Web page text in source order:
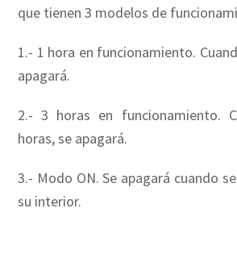
que tienen 3 modelos de
1.- 1 hora en funcionamiento.
apagará.
2.- 3 horas en funcionamiento.
horas, se apagará.
3.- Modo ON. Se apagará cuando
su interior.